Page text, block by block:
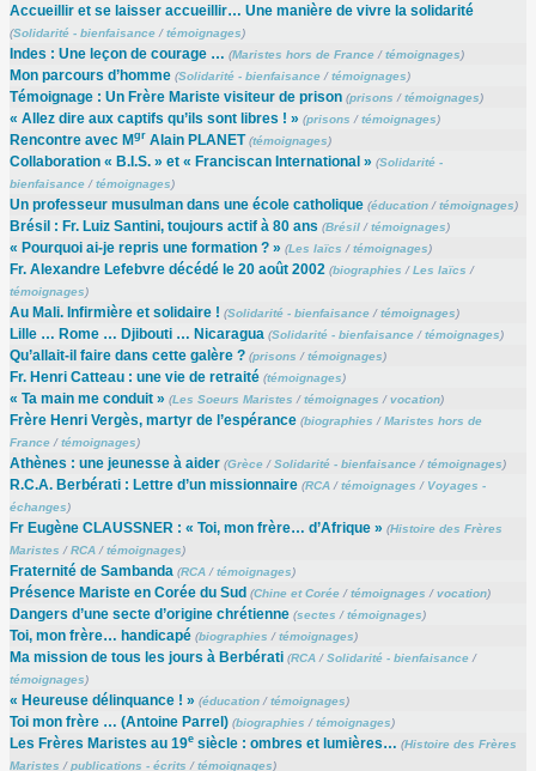
Accueillir et se laisser accueillir… Une manière de vivre la solidarité
(Solidarité - bienfaisance/témoignages)
Indes : Une leçon de courage … (Maristes hors de France/témoignages)
Mon parcours d’homme (Solidarité - bienfaisance/témoignages)
Témoignage : Un Frère Mariste visiteur de prison (prisons /témoignages)
« Allez dire aux captifs qu’ils sont libres ! » (prisons /témoignages)
Rencontre avec MgrAlain PLANET (témoignages)
Collaboration « B.I.S. » et « Franciscan International » (Solidarité -
bienfaisance/témoignages)
Un professeur musulman dans une école catholique (éducation/témoignages)
Brésil : Fr. Luiz Santini, toujours actif à 80 ans (Brésil/témoignages)
« Pourquoi ai-je repris une formation ? » (Les laïcs /témoignages)
Fr. Alexandre Lefebvre décédé le 20 août 2002 (biographies /Les laïcs /
témoignages)
Au Mali. Infirmière et solidaire ! (Solidarité - bienfaisance/témoignages)
Lille … Rome … Djibouti … Nicaragua (Solidarité - bienfaisance/témoignages)
Qu’allait-il faire dans cette galère ? (prisons /témoignages)
Fr. Henri Catteau : une vie de retraité (témoignages)
« Ta main me conduit » (Les Soeurs Maristes /témoignages /vocation)
Frère Henri Vergès, martyr de l’espérance (biographies /Maristes hors de
France/témoignages)
Athènes : une jeunesse à aider (Grèce/Solidarité - bienfaisance/témoignages)
R.C.A. Berbérati : Lettre d’un missionnaire (RCA/témoignages / Voyages -
échanges)
Fr Eugène CLAUSSNER : « Toi, mon frère… d’Afrique » (Histoire des Frères
Maristes /RCA/témoignages)
Fraternité de Sambanda (RCA/témoignages)
Présence Mariste en Corée du Sud (Chine et Corée/témoignages /vocation)
Dangers d’une secte d’origine chrétienne (sectes /témoignages)
Toi, mon frère… handicapé (biographies /témoignages)
Ma mission de tous les jours à Berbérati (RCA/Solidarité - bienfaisance/
témoignages)
« Heureuse délinquance ! » (éducation/témoignages)
Toi mon frère … (Antoine Parrel) (biographies /témoignages)
Les Frères Maristes au 19esiècle : ombres et lumières… (Histoire des Frères
Maristes /publications - écrits /témoignages)